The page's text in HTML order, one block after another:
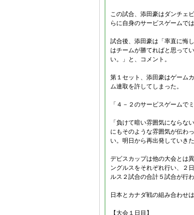
この試合、添田豪はダンチェ
らに自身のサービスゲームで
試合後、添田豪は「率直に悔
はチームが勝てればと思って
い。」と、コメント。
第１セット、添田豪はゲーム
ム連取を許してしまった。
「４－２のサービスゲームで
「負けて暗い雰囲気にならな
にもそのような雰囲気が伝わ
い。明日から再出発していき
デビスカップは他の大会とは
ングルスをそれぞれ行い、２
ルス２試合の合計５試合が行
日本とカナダ戦の組み合わせ
【大会１日目】